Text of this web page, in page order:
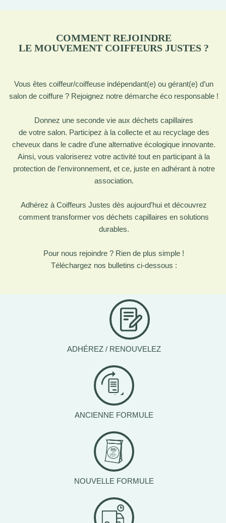
COMMENT REJOINDRE
LE MOUVEMENT COIFFEURS JUSTES ?
Vous êtes coiffeur/coiffeuse indépendant(e) ou gérant(e) d’un
salon de coiffure ? Rejoignez notre démarche éco responsable !
Donnez une seconde vie aux déchets capillaires
de votre salon. Participez à la collecte et au recyclage des
cheveux dans le cadre d’une alternative écologique innovante.
Ainsi, vous valoriserez votre activité tout en participant à la
protection de l’environnement, et ce, juste en adhérant à notre
association.
Adhérez à Coiffeurs Justes dès aujourd’hui et découvrez
comment transformer vos déchets capillaires en solutions
durables.
Pour nous rejoindre ? Rien de plus simple !
Téléchargez nos bulletins ci-dessous :
ADHÉREZ / RENOUVELEZ
ANCIENNE FORMULE
NOUVELLE FORMULE